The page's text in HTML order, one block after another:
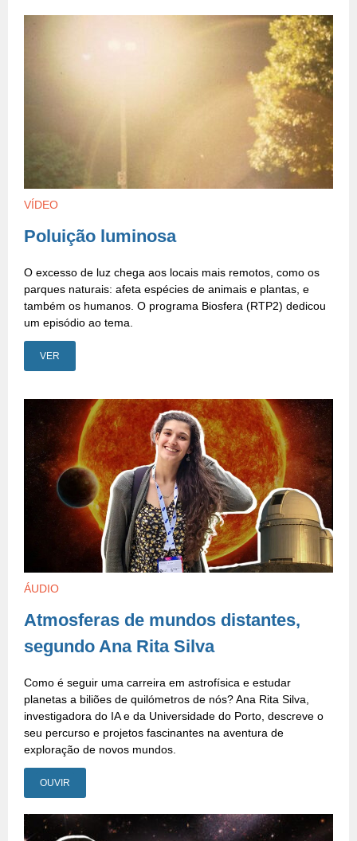
VÍDEO
Poluição luminosa
O excesso de luz chega aos locais mais remotos, como os
parques naturais: afeta espécies de animais e plantas, e
também os humanos. O programa Biosfera (RTP2) dedicou
um episódio ao tema.
VER
ÁUDIO
Atmosferas de mundos distantes,
segundo Ana Rita Silva
Como é seguir uma carreira em astrofísica e estudar
planetas a biliões de quilómetros de nós? Ana Rita Silva,
investigadora do IA e da Universidade do Porto, descreve o
seu percurso e projetos fascinantes na aventura de
exploração de novos mundos.
OUVIR